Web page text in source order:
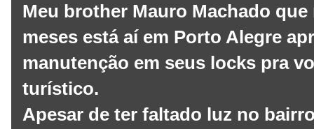
Meu brother Mauro Machado
meses está aí em Porto Alegre
manutenção em seus locks pra
turístico.
Apesar de ter faltado luz no